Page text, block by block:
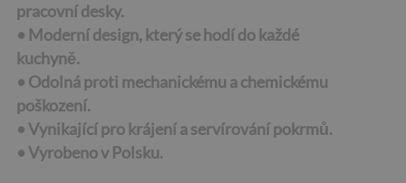
pracovní desky.
• Moderní design, který se hodí do každé
kuchyně.
• Odolná proti mechanickému a chemickému
poškození.
• Vynikající pro krájení a servírování pokrmů.
•Vyrobeno v Polsku.